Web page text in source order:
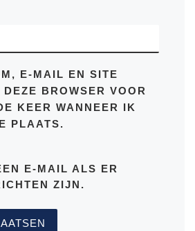
E-MAIL EN SITE
BROWSER VOOR
KEER WANNEER IK
PLAATS.
E-MAIL ALS ER
ZIJN.